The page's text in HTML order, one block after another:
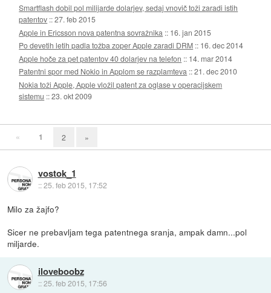
Smartflash dobil pol milijarde dolarjev, sedaj vnovič toži zaradi istih
patentov ::27. feb 2015
Apple in Ericsson nova patentna sovražnika :: 16. jan 2015
Po devetih letih padla tožba zoper Apple zaradi DRM :: 16. dec 2014
Apple hoče za pet patentov 40 dolarjev na telefon :: 14. mar 2014
Patentni spor med Nokio in Applom se razplamteva ::21. dec 2010
Nokia toži Apple, Apple vložil patent za oglase v operacijskem
sistemu ::23. okt 2009
« 1 2 »
vostok_1
::25. feb 2015, 17:52
Milo za žajfo?
Sicer ne prebavljam tega patentnega sranja, ampak damn...pol
miljarde.
iloveboobz
::25. feb 2015, 17:56